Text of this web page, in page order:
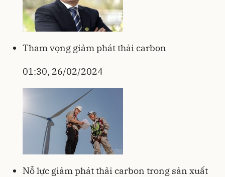
Tham vọng giảm phát thải carbon
01:30, 26/02/2024
Nỗ lực giảm phát thải carbon trong sản xuất